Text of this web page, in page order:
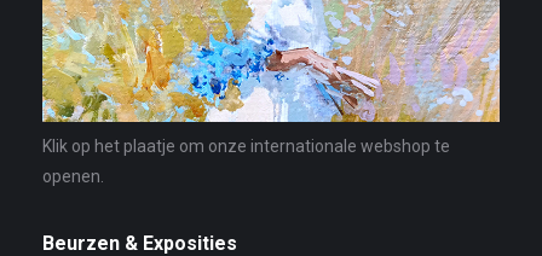
Klik op het plaatje om onze internationale webshop te
openen.
Beurzen & Exposities